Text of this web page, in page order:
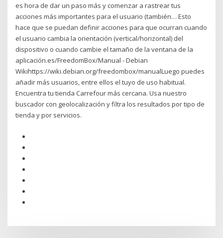
es hora de dar un paso más y comenzar a rastrear tus
acciones más importantes para el usuario (también… Esto
hace que se puedan definir acciones para que ocurran cuando
el usuario cambia la orientación (vertical/horizontal) del
dispositivo o cuando cambie el tamaño de la ventana de la
aplicación.es/FreedomBox/Manual - Debian
Wikihttps://wiki.debian.org/freedombox/manualLuego puedes
añadir más usuarios, entre ellos el tuyo de uso habitual.
Encuentra tu tienda Carrefour más cercana. Usa nuestro
buscador con geolocalización y filtra los resultados por tipo de
tienda y por servicios.